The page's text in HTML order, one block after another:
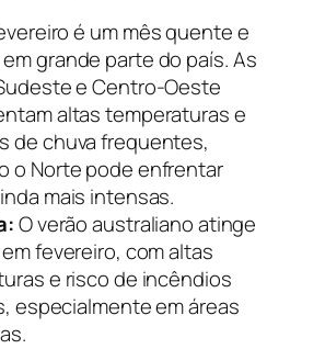
é um mês quente e
grande parte do país. As
e Centro-Oeste
altas temperaturas e
de chuva frequentes,
o Norte pode enfrentar
mais intensas.
O verão australiano atinge
fevereiro, com altas
e risco de incêndios
especialmente em áreas